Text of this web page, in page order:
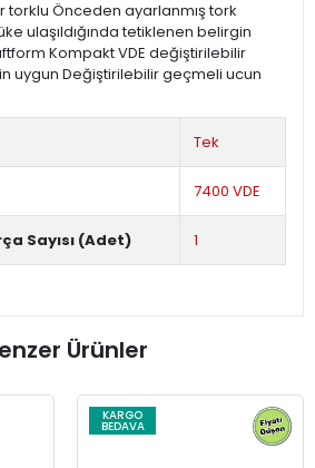
torklu Önceden ayarlanmış tork
ulaşıldığında tetiklenen belirgin
Kompakt VDE değiştirilebilir
uygun Değiştirilebilir geçmeli ucun
Tek
7400 VDE
Sayısı (Adet) 1
Ürünler
BEDAVA